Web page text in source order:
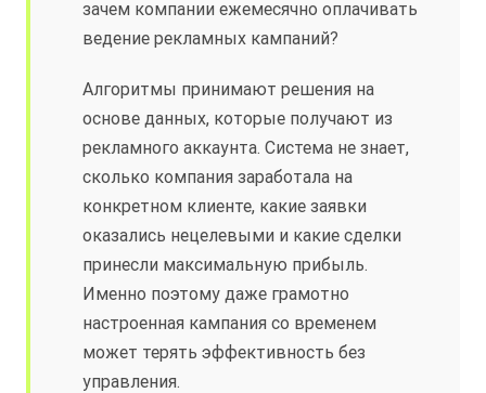
зачем компании ежемесячно оплачивать
ведение рекламных кампаний?
Алгоритмы принимают решения на
основе данных, которые получают из
рекламного аккаунта. Система не знает,
сколько компания заработала на
конкретном клиенте, какие заявки
оказались нецелевыми и какие сделки
принесли максимальную прибыль.
Именно поэтому даже грамотно
настроенная кампания со временем
может терять эффективность без
управления.